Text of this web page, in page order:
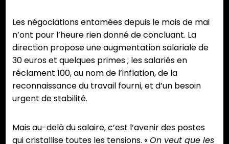
Les négociations entamées depuis le mois de mai
n’ont pour l’heure rien donné de concluant. La
direction propose une augmentation salariale de
30 euros et quelques primes ; les salariés en
réclament 100, au nom de l’inflation, de la
reconnaissance du travail fourni, et d’un besoin
urgent de stabilité.
Mais au-delà du salaire, c’est l’avenir des postes
qui cristallise toutes les tensions. «On veut que les